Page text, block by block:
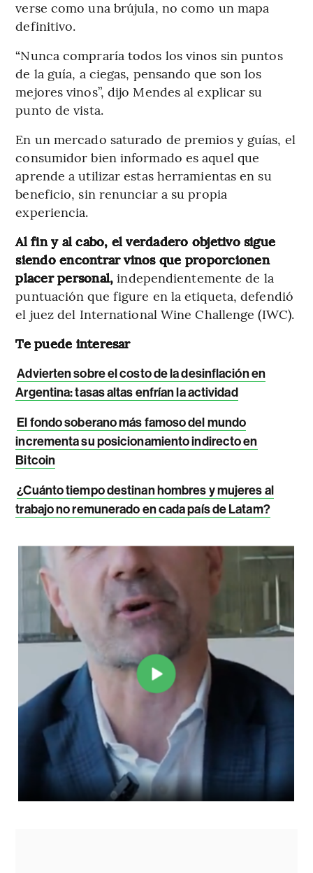
verse como una brújula, no como un mapa
definitivo.
“Nunca compraría todos los vinos sin puntos
de la guía, a ciegas, pensando que son los
mejores vinos”, dijo Mendes al explicar su
punto de vista.
En un mercado saturado de premios y guías, el
consumidor bien informado es aquel que
aprende a utilizar estas herramientas en su
beneficio, sin renunciar a su propia
experiencia.
Al fin y al cabo, el verdadero objetivo sigue
siendo encontrar vinos que proporcionen
placer personal, independientemente de la
puntuación que figure en la etiqueta, defendió
el juez del International Wine Challenge (IWC).
Te puede interesar
Advierten sobre el costo de la desinflación en
Argentina: tasas altas enfrían la actividad
El fondo soberano más famoso del mundo
incrementa su posicionamiento indirecto en
Bitcoin
¿Cuánto tiempo destinan hombres y mujeres al
trabajo no remunerado en cada país de Latam?